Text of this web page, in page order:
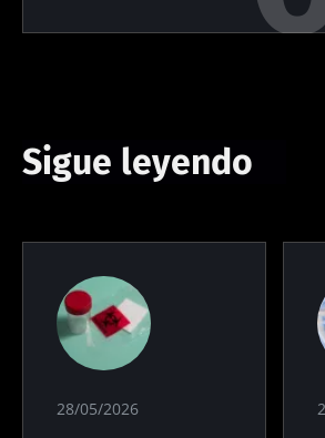
Sigue leyendo
28/05/2026